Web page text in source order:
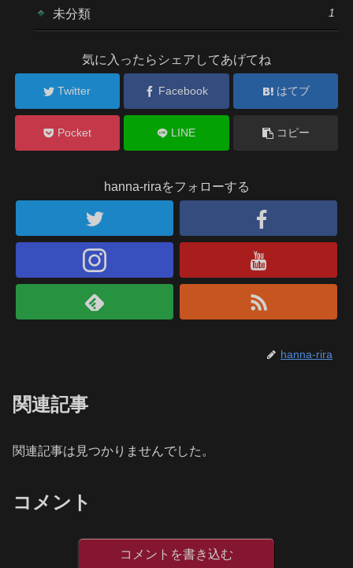
未分類 1
気に入ったらシェアしてあげてね
Twitter Facebook はてブ
Pocket LINE コピー
hanna-riraをフォローする
hanna-rira
関連記事
関連記事は見つかりませんでした。
コメント
コメントを書き込む